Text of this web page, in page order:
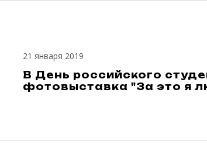
21 января 2019
В День российского
фотовыставка "За это я